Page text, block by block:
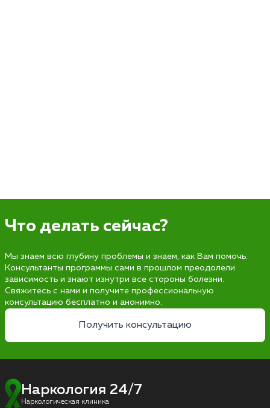
Что делать сейчас?
Мы знаем всю глубину проблемы и знаем, как Вам помочь.
Консультанты программы сами в прошлом преодолели
зависимость и знают изнутри все стороны болезни.
Свяжитесь с нами и получите профессиональную
консультацию бесплатно и анонимно.
Получить консультацию
Наркология 24/7
Наркологическая клиника